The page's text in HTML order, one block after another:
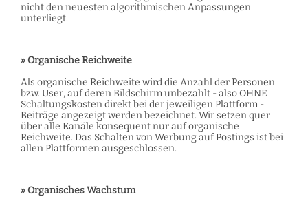
nicht den neuesten algorithmischen Anpassungen
unterliegt.
» Organische Reichweite
Als organische Reichweite wird die Anzahl der Personen
bzw. User, auf deren Bildschirm unbezahlt - also OHNE
Schaltungskosten direkt bei der jeweiligen Plattform -
Beiträge angezeigt werden bezeichnet. Wir setzen quer
über alle Kanäle konsequent nur auf organische
Reichweite. Das Schalten von Werbung auf Postings ist bei
allen Plattformen ausgeschlossen.
» Organisches Wachstum